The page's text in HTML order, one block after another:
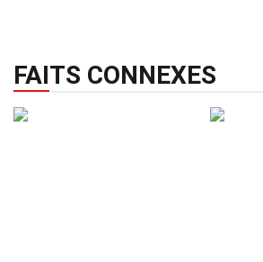
FAITS CONNEXES